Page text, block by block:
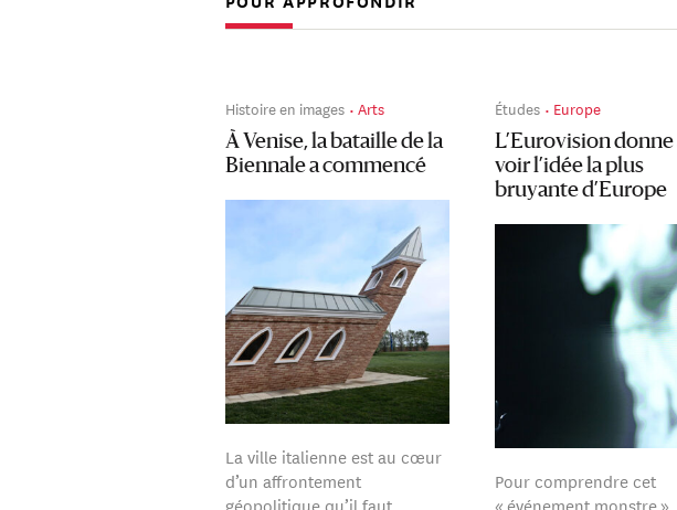
Histoire en images Arts
À Venise, la bataille de la
Biennale a commencé
La ville italienne est au cœur
d’un affrontement
géopolitique qu’il faut
Études Europe
L’Eurovision donne
voir l’idée la plus
bruyante d’Europe
Pour comprendre cet
« événement monstre